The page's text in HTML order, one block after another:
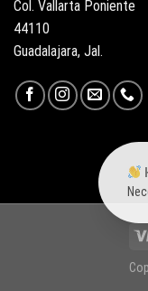
Col. Vallarta Poniente
44110
Guadalajara, Jal.